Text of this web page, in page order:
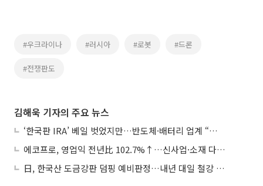
#우크라이나 #러시아 #로봇 #드론
#전쟁판도
김해욱 기자의 주요 뉴스
‘한국판 IRA’ 베일 벗었지만…반도체·배터리 업계 “시행령이 관건”
에코프로, 영업익 전년比 102.7%↑…신사업·소재 다각화 박차
日, 한국산 도금강판 덤핑 예비판정…내년 대일 철강 수출 ‘빨간불’